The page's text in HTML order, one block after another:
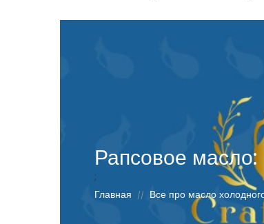
Рапсовое масло:
;
Главная
// Все про масло